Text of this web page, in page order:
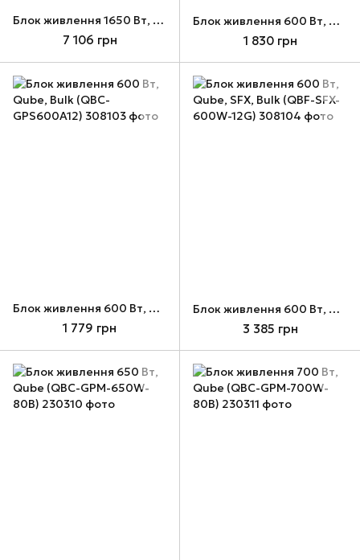
Блок живлення 1650 Вт, Qube (QBF-HP1-1650GD-14C)
7 106 грн
Блок живлення 600 Вт, Qube (QBC-GPS600A12)
1 830 грн
Блок живлення 600 Вт, Qube, Bulk (QBC-GPS600A12)
1 779 грн
Блок живлення 600 Вт, Qube, SFX, Bulk (QBF-SFX-600W-12G)
3 385 грн